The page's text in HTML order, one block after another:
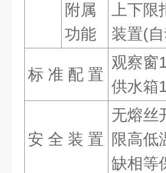
附属
功能
上下限
装置(
标 准 配 置
观察窗
供水箱
安 全 装 置
无熔丝
限高低
缺相等